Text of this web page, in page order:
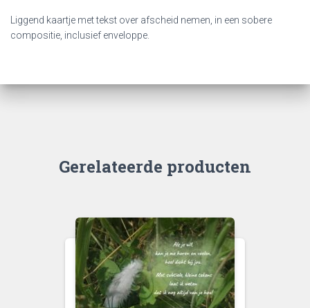
Liggend kaartje met tekst over afscheid nemen, in een sobere
compositie, inclusief enveloppe.
Gerelateerde producten